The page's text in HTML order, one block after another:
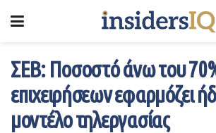
ΣΕΒ: Ποσοστό άνω του
επιχειρήσεων εφαρμόζει
μοντέλο τηλεργασίας